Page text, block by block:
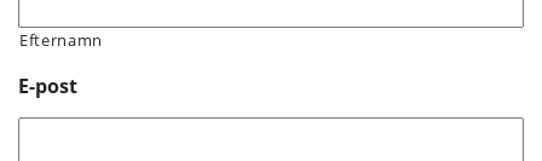
Efternamn
E-post